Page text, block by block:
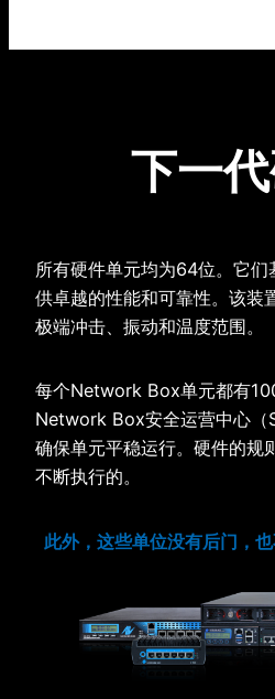
下一
所有硬件单元均为64位。它
供卓越的性能和可靠性。该装
极端冲击、振动和温度范围。
每个Network Box单元都有
Network Box安全运营中心（
确保单元平稳运行。硬件的规
不断执行的。
此外，这些单位没有后门，也